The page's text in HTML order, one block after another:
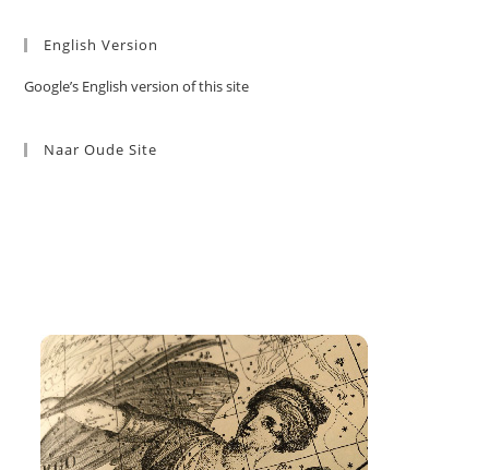
English Version
Google’s English version of this site
Naar Oude Site